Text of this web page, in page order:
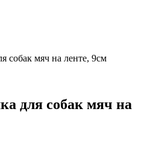
собак мяч на ленте, 9см
для собак мяч на